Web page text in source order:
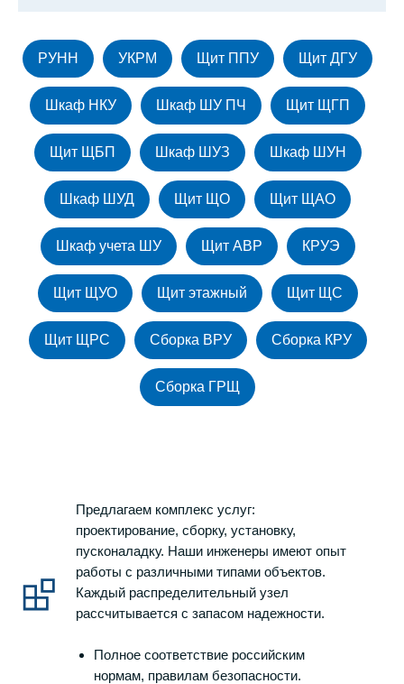
РУНН УКРМ Щит ППУ Щит ДГУ
Шкаф НКУ Шкаф ШУ ПЧ Щит ЩГП
Щит ЩБП Шкаф ШУЗ Шкаф ШУН
Шкаф ШУД Щит ЩО Щит ЩАО
Шкаф учета ШУ Щит АВР КРУЭ
Щит ЩУО Щит этажный Щит ЩС
Щит ЩРС Сборка ВРУ Сборка КРУ
Сборка ГРЩ
Предлагаем комплекс услуг:
проектирование, сборку, установку,
пусконаладку. Наши инженеры имеют опыт
работы с различными типами объектов.
Каждый распределительный узел
рассчитывается с запасом надежности.
Полное соответствие российским
нормам, правилам безопасности.